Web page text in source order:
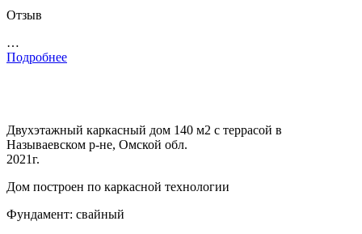
Отзыв
…
Подробнее
Двухэтажный каркасный дом 140 м2 с террасой в
Называевском р-не, Омской обл.
2021г.
Дом построен по каркасной технологии
Фундамент: свайный